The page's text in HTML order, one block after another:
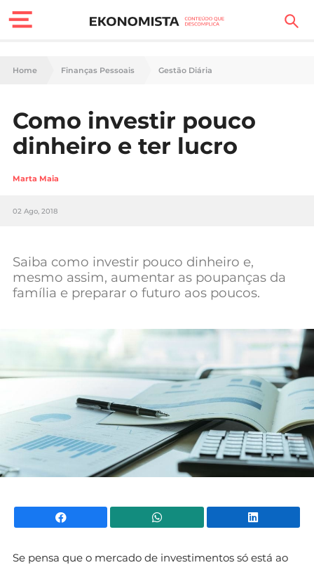
Finanças Pessoais
Carreira
Tecnologia
Negócios
Mundial 2026
Home Finanças Pessoais Gestão Diária
Como investir pouco
dinheiro e ter lucro
Marta Maia
02 Ago, 2018
Saiba como investir pouco dinheiro e,
mesmo assim, aumentar as poupanças da
família e preparar o futuro aos poucos.
Facebook WhatsApp
Se pensa que o mercado de investimentos só está ao